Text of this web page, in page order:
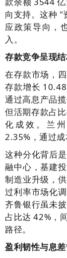
向支持。这种 "
应政策导向，
入。
存款竞争呈现
在存款市场，
存款增长
通过高息产品
但活期存款占
化成效。兰
2.35%，通过成
这种分化背后
融中心，基建
制造业升级，
过利率市场化
齐鲁银行虽未
占比达 42%，
路径。
盈利韧性与息